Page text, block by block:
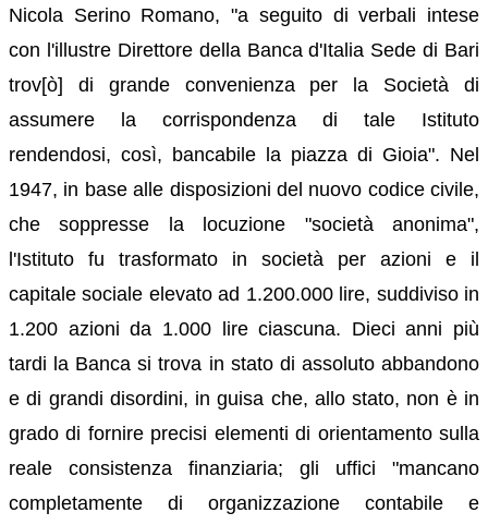
Nicola Serino Romano, "a seguito di verbali intese
con l'illustre Direttore della Banca d'Italia Sede di Bari
trov[ò] di grande convenienza per la Società di
assumere la corrispondenza di tale Istituto
rendendosi, così, bancabile la piazza di Gioia". Nel
1947, in base alle disposizioni del nuovo codice civile,
che soppresse la locuzione "società anonima",
l'Istituto fu trasformato in società per azioni e il
capitale sociale elevato ad 1.200.000 lire, suddiviso in
1.200 azioni da 1.000 lire ciascuna. Dieci anni più
tardi la Banca si trova in stato di assoluto abbandono
e di grandi disordini, in guisa che, allo stato, non è in
grado di fornire precisi elementi di orientamento sulla
reale consistenza finanziaria; gli uffici "mancano
completamente di organizzazione contabile e